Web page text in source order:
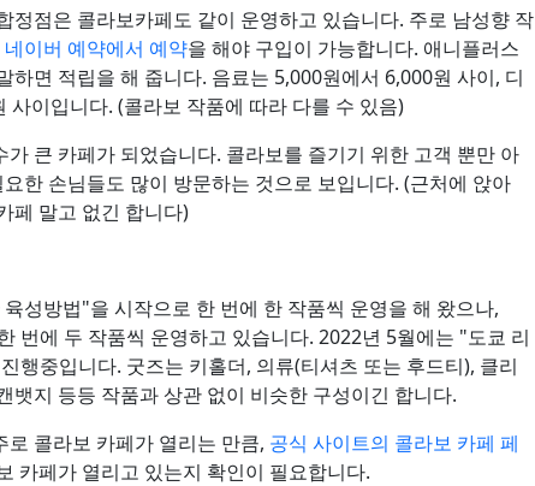
정점은 콜라보카페도 같이 운영하고 있습니다. 주로 남성향 작
네이버 예약에서 예약을 해야 구입이 가능합니다. 애니플러스
하면 적립을 해 줍니다. 음료는 5,000원에서 6,000원 사이, 디
이입니다. (콜라보 작품에 따라 다를 수 있음)
큰 카페가 되었습니다. 콜라보를 즐기기 위한 고객 뿐만 아
한 손님들도 많이 방문하는 것으로 보입니다. (근처에 앉아
페 말고 없긴 합니다)
성방법"을 시작으로 한 번에 한 작품씩 운영을 해 왔으나,
번에 두 작품씩 운영하고 있습니다. 2022년 5월에는 "도쿄 리
행중입니다. 굿즈는 키홀더, 의류(티셔츠 또는 후드티), 클리
뱃지 등등 작품과 상관 없이 비슷한 구성이긴 합니다.
콜라보 카페가 열리는 만큼, 공식 사이트의 콜라보 카페 페
카페가 열리고 있는지 확인이 필요합니다.